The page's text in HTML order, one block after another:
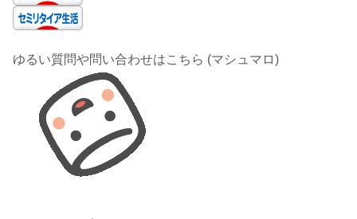
ゆるい質問や問い合わせはこちら (マシュマロ)